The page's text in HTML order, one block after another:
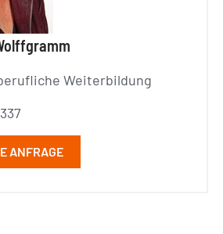
Weiterbildung
ANFRAGE